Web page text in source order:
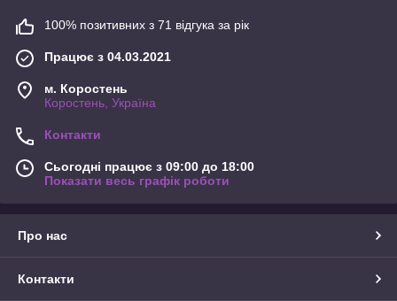
100% позитивних з 71 відгука за рік
Працює з 04.03.2021
м. Коростень
Коростень, Україна
Контакти
Сьогодні працює з 09:00 до 18:00
Показати весь графік роботи
Про нас
Контакти